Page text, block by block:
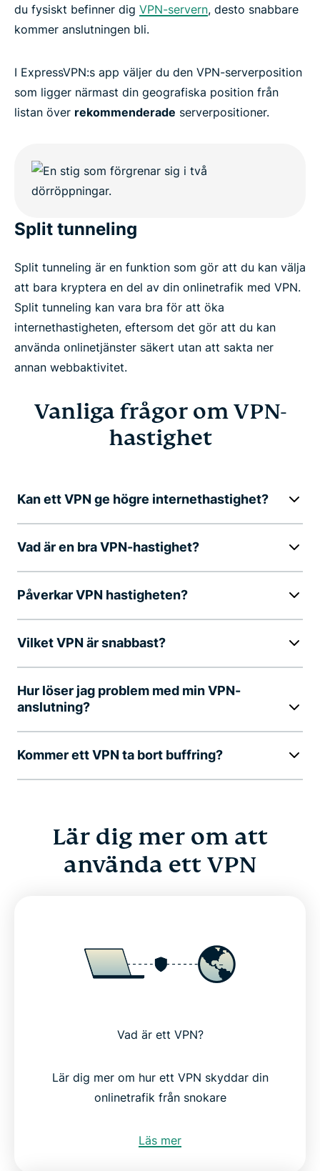
du fysiskt befinner dig VPN-servern, desto snabbare
kommer anslutningen bli.
I ExpressVPN:s app väljer du den VPN-serverposition
som ligger närmast din geografiska position från
listan över rekommenderade serverpositioner.
Split tunneling
Split tunneling är en funktion som gör att du kan välja
att bara kryptera en del av din onlinetrafik med VPN.
Split tunneling kan vara bra för att öka
internethastigheten, eftersom det gör att du kan
använda onlinetjänster säkert utan att sakta ner
annan webbaktivitet.
Vanliga frågor om VPN-
hastighet
Kan ett VPN ge högre internethastighet?
Vad är en bra VPN-hastighet?
Påverkar VPN hastigheten?
Vilket VPN är snabbast?
Hur löser jag problem med min VPN-
anslutning?
Kommer ett VPN ta bort buffring?
Lär dig mer om att
använda ett VPN
Vad är ett VPN?
Lär dig mer om hur ett VPN skyddar din
onlinetrafik från snokare
Läs mer